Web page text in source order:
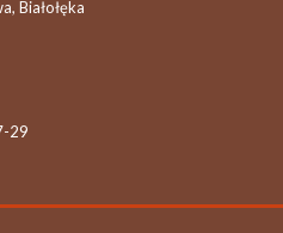
Białołęka
29